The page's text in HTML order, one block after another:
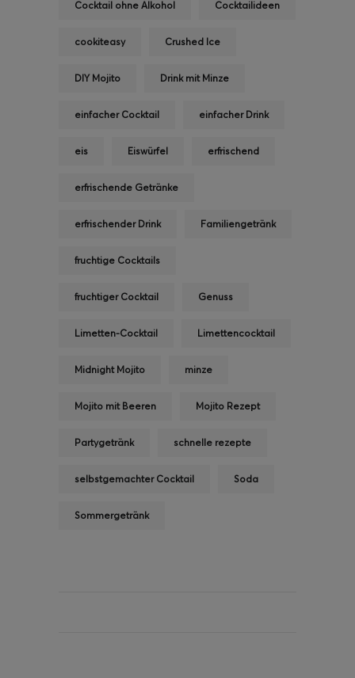
Cocktail ohne Alkohol Cocktailideen
cookiteasy Crushed Ice
DIY Mojito Drink mit Minze
einfacher Cocktail einfacher Drink
eis Eiswürfel erfrischend
erfrischende Getränke
erfrischender Drink Familiengetränk
fruchtige Cocktails
fruchtiger Cocktail Genuss
Limetten-Cocktail Limettencocktail
Midnight Mojito minze
Mojito mit Beeren Mojito Rezept
Partygetränk schnelle rezepte
selbstgemachter Cocktail Soda
Sommergetränk